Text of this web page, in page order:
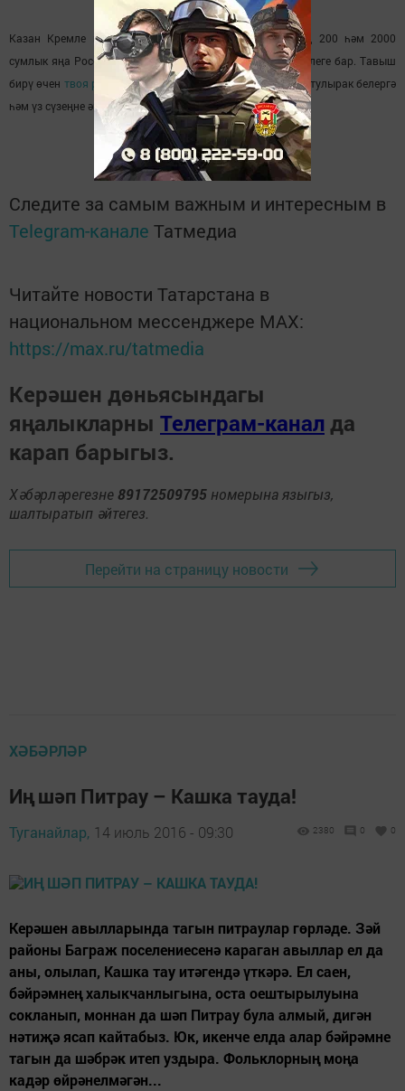
Казан Кремле һәм Кол-Шәриф мәчете күренешләренең 200 һәм 2000
сумлык яңа Россия Банкы банкнотларына куелу мөмкинлеге бар. Тавыш
бирү өчен твоя россия.рф.сайтына кереп, бәйге турында тулырак белергә
һәм үз сүзеңне әйтергә мөмкин.
Следите за самым важным и интересным в
Telegram-канале Татмедиа
Читайте новости Татарстана в
национальном мессенджере MАХ:
https://max.ru/tatmedia
Керәшен дөньясындагы
яңалыкларны Телеграм-канал да
карап барыгыз.
Хәбәрләрегезне 89172509795 номерына языгыз,
шалтыратып әйтегез.
Перейти на страницу новости
ХӘБӘРЛӘР
Иң шәп Питрау – Кашка тауда!
Туганайлар, 14 июль 2016 - 09:30 2380 0 0
Керәшен авылларында тагын питраулар гөрләде. Зәй
районы Баграж поселениесенә караган авыллар ел да
аны, олылап, Кашка тау итәгендә үткәрә. Ел саен,
бәйрәмнең халыкчанлыгына, оста оештырылуына
сокланып, моннан да шәп Питрау була алмый, дигән
нәтиҗә ясап кайтабыз. Юк, икенче елда алар бәйрәмне
тагын да шәбрәк итеп уздыра. Фольклорның моңа
кадәр өйрәнелмәгән...